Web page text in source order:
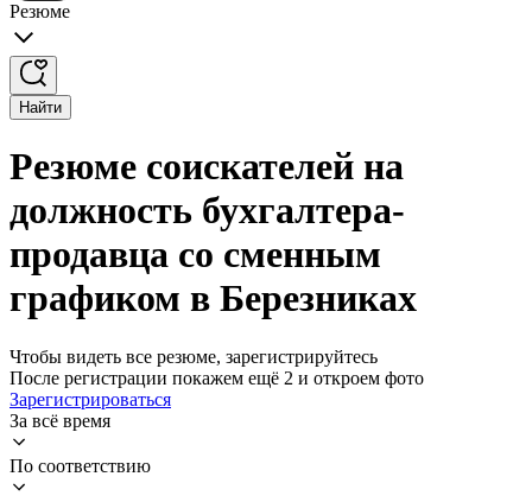
Резюме
Найти
Резюме соискателей на
должность бухгалтера-
продавца со сменным
графиком в Березниках
Чтобы видеть все резюме, зарегистрируйтесь
После регистрации покажем ещё 2 и откроем фото
Зарегистрироваться
За всё время
По соответствию